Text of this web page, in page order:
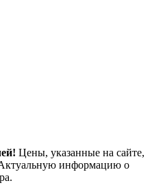
Цены, указанные на сайте,
информацию о